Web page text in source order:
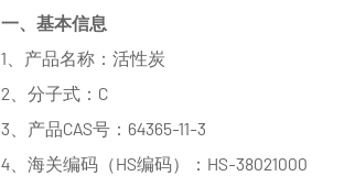
一、基本信息
1、产品名称：活性炭
2、分子式：C
3、产品CAS号：64365-11-3
4、海关编码（HS编码）：HS-38021000